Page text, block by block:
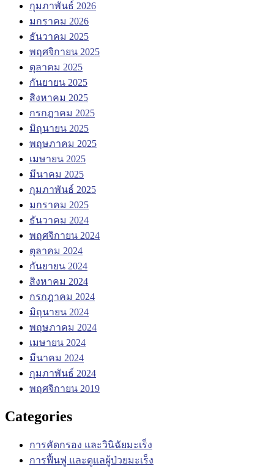
กุมภาพันธ์ 2026
มกราคม 2026
ธันวาคม 2025
พฤศจิกายน 2025
ตุลาคม 2025
กันยายน 2025
สิงหาคม 2025
กรกฎาคม 2025
มิถุนายน 2025
พฤษภาคม 2025
เมษายน 2025
มีนาคม 2025
กุมภาพันธ์ 2025
มกราคม 2025
ธันวาคม 2024
พฤศจิกายน 2024
ตุลาคม 2024
กันยายน 2024
สิงหาคม 2024
กรกฎาคม 2024
มิถุนายน 2024
พฤษภาคม 2024
เมษายน 2024
มีนาคม 2024
กุมภาพันธ์ 2024
พฤศจิกายน 2019
Categories
การคัดกรอง และวินิฉัยมะเร็ง
การฟื้นฟู และดูแลผู้ป่วยมะเร็ง